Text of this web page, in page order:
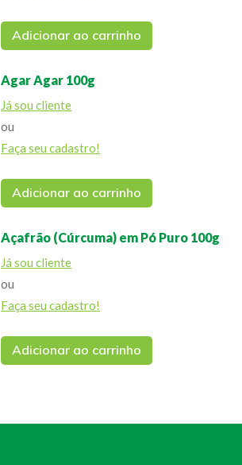
Adicionar ao carrinho
Agar Agar 100g
Já sou cliente
ou
Faça seu cadastro!
Adicionar ao carrinho
Açafrão (Cúrcuma) em Pó Puro 100g
Já sou cliente
ou
Faça seu cadastro!
Adicionar ao carrinho